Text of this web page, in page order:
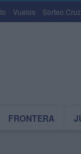
Vuelos Sorteo
FRONTERA